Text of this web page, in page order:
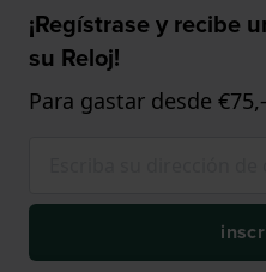
¡Regístrase y recibe
su Reloj!
Para gastar desde